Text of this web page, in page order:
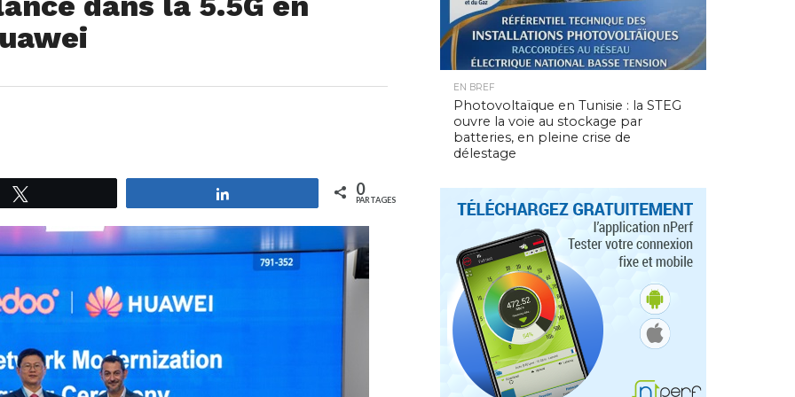
0
PARTAGES
EN BREF
Photovoltaïque en Tunisie : la STEG
ouvre la voie au stockage par
batteries, en pleine crise de
délestage